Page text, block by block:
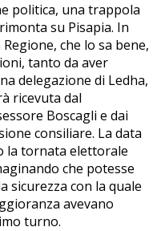
politica, una trappola
su Pisapia. In
che lo sa bene,
tanto da aver
delegazione di Ledha,
ricevuta dal
Boscagli e dai
consiliare. La data
la tornata elettorale
che potesse
sicurezza con la quale
avevano
turno.